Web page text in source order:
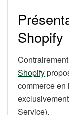
Shopify
Shopify
commerce en
Service).